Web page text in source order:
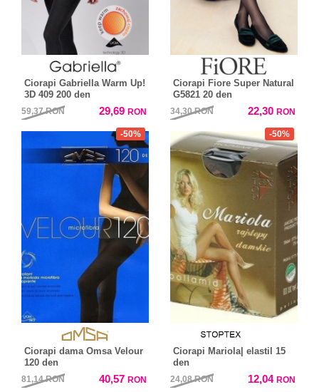
Ciorapi Gabriella Warm Up!
3D 409 200 den
59,37RON 29,69 RON
Ciorapi Fiore Super Natural
G5821 20 den
34,30RON 22,30 RON
-50%
Ciorapi dama Omsa Velour
120 den
81,14RON 40,57 RON
-50%
Ciorapi Mariola| elastil 15
den
24,08RON 12,04 RON